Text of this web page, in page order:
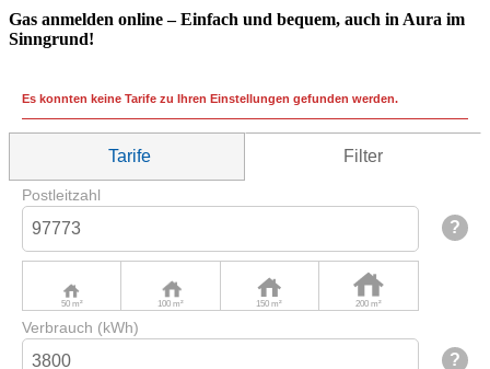
Gas anmelden online – Einfach und bequem, auch in Aura im
Sinngrund!